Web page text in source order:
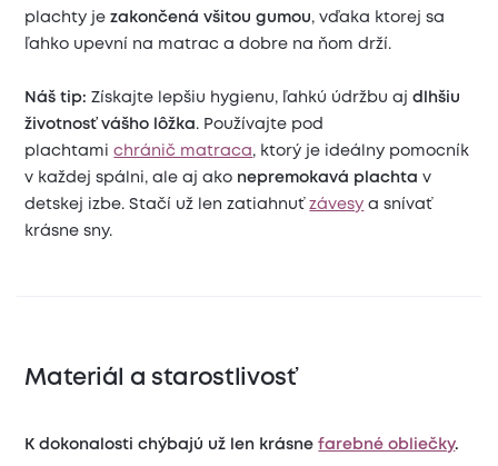
plachty jezakončená všitou gumou, vďaka ktorej sa
ľahko upevní na matrac a dobre na ňom drží.
Náš tip: Získajte lepšiu hygienu, ľahkú údržbu ajdlhšiu
životnosť vášho lôžka. Používajte pod
plachtamichránič matraca, ktorý je ideálny pomocník
v každej spálni, ale aj ako nepremokavá plachta v
detskej izbe. Stačí už len zatiahnuťzávesy a snívať
krásne sny.
Materiál a starostlivosť
K dokonalosti chýbajú už len krásnefarebné obliečky.